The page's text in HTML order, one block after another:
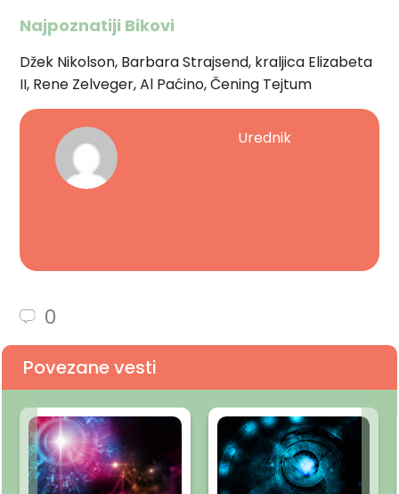
Najpoznatiji Bikovi
Džek Nikolson, Barbara Strajsend, kraljica Elizabeta
II, Rene Zelveger, Al Paćino, Čening Tejtum
Urednik
0
Povezane vesti